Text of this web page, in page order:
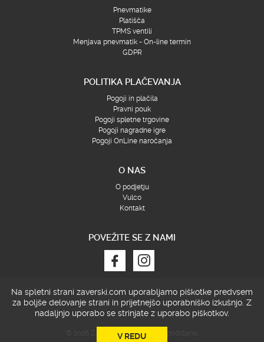
Pnevmatike
Platišča
TPMS ventili
Menjava pnevmatik - On-line termin
GDPR
POLITIKA PLAČEVANJA
Pogoji in plačila
Pravni pouk
Pogoji spletne trgovine
Pogoji nagradne igre
Pogoji OnLine naročanja
O NAS
O podjetju
Vulco
Kontakt
POVEŽITE SE Z NAMI
© 2026 ZAVERSKI, Vse pravice pridržane.
Na spletni strani zaverski.com uporabljamo piškotke predvsem
za boljše delovanje strani in prijetnejšo uporabniško izkušnjo. Z
nadaljnjo uporabo se strinjate z uporabo piškotkov.
V REDU